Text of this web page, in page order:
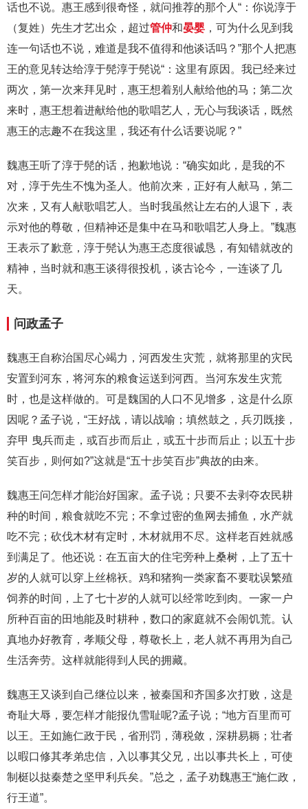
话也不说。惠王感到很奇怪，就问推荐的那个人“：你说淳于
（复姓）先生才艺出众，超过管仲和晏婴 ，可为什么见到我
连一句话也不说，难道是我不值得和他谈话吗？”那个人把惠
王的意见转达给淳于髡淳于髡说“：这里有原因。我已经来过
两次，第一次来拜见时，惠王想着别人献给他的马；第二次
来时，惠王想着进献给他的歌唱艺人，无心与我谈话，既然
惠王的志趣不在我这里，我还有什么话要说呢？”
魏惠王听了淳于髡的话，抱歉地说：“确实如此，是我的不
对，淳于先生不愧为圣人。他前次来，正好有人献马，第二
次来，又有人献歌唱艺人。当时我虽然让左右的人退下，表
示对他的尊敬，但精神还是集中在马和歌唱艺人身上。”魏惠
王表示了歉意，淳于髡认为惠王态度很诚恳，有知错就改的
精神，当时就和惠王谈得很投机，谈古论今，一连谈了几
天。
问政孟子
魏惠王自称治国尽心竭力，河西发生灾荒，就将那里的灾民
安置到河东，将河东的粮食运送到河西。当河东发生灾荒
时，也是这样做的。可是魏国的人口不见增多，这是什么原
因呢？孟子说，“王好战，请以战喻；填然鼓之，兵刃既接，
弃甲 曳兵而走，或百步而后止，或五十步而后止；以五十步
笑百步，则何如?”这就是“五十步笑百步”典故的由来。
魏惠王问怎样才能治好国家。孟子说；只要不去剥夺农民耕
种的时间，粮食就吃不完；不拿过密的鱼网去捕鱼，水产就
吃不完；砍伐木材有定时，木材就用不尽。这样老百姓就感
到满足了。他还说：在五亩大的住宅旁种上桑树，上了五十
岁的人就可以穿上丝棉袄。鸡和猪狗一类家畜不要耽误繁殖
饲养的时间，上了七十岁的人就可以经常吃到肉。一家一户
所种百亩的田地能及时耕种，数口的家庭就不会闹饥荒。认
真地办好教育，孝顺父母，尊敬长上，老人就不再用为自己
生活奔劳。这样就能得到人民的拥藏。
魏惠王又谈到自己继位以来，被秦国和齐国多次打败，这是
奇耻大辱，要怎样才能报仇雪耻呢?孟子说；“地方百里而可
以王。王如施仁政于民，省刑罚，薄税敛，深耕易耨；壮者
以暇口修其孝弟忠信，入以事其父兄，出以事共长上，可使
制梃以挞秦楚之坚甲利兵矣。”总之，孟子劝魏惠王“施仁政，
行王道”。